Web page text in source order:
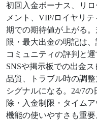
初回入金ボーナス、リ
メント、VIP/ロイヤリ
期での期待値が上がる
限・最大出金の明記は
コミュニティの評判と
SNSや掲示板での出金
品質、トラブル時の調
シグナルになる。24/7
除・入金制限・タイム
機能の使いやすさも重